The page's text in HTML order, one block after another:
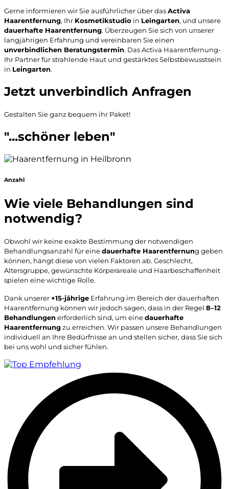
Gerne informieren wir Sie ausführlicher über dasActiva
Haarentfernung, Ihr Kosmetikstudio in Leingarten, und unsere
dauerhafte Haarentfernung. Überzeugen Sie sich von unserer
langjährigen Erfahrung und vereinbaren Sie einen
unverbindlichen Beratungstermin. Das Activa Haarentfernung-
Ihr Partner für strahlende Haut und gestärktes Selbstbewusstsein
in Leingarten.
Jetzt unverbindlich Anfragen
Gestalten Sie ganz bequem ihr Paket!
"...schöner leben"
Anzahl
Wie viele Behandlungen sind
notwendig?
Obwohl wir keine exakte Bestimmung der notwendigen
Behandlungsanzahl für einedauerhafte Haarentfernung geben
können, hängt diese von vielen Faktoren ab. Geschlecht,
Altersgruppe, gewünschte Körperareale und Haarbeschaffenheit
spielen eine wichtige Rolle.
Dank unserer+15-jährige Erfahrung im Bereich der dauerhaften
Haarentfernung können wir jedoch sagen, dass in der Regel 8–12
Behandlungenerforderlich sind, um einedauerhafte
Haarentfernungzu erreichen. Wir passen unsere Behandlungen
individuell an Ihre Bedürfnisse an und stellen sicher, dass Sie sich
bei uns wohl und sicher fühlen.